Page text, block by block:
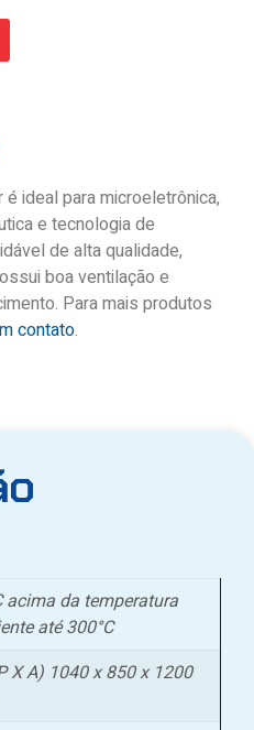
ideal para microeletrônica,
e tecnologia de
de alta qualidade,
boa ventilação e
Para mais produtos
contato.
acima da temperatura
até 300°C
X A) 1040 x 850 x 1200